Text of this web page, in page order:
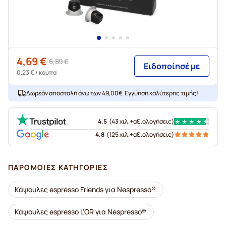
6,89 €
4,69 €
0,23 €/ κούπα
Ειδοποίησέ με
Δωρεάν αποστολή άνω των 49,00€. Εγγύηση καλύτερης τιμής!
4.5 (43 χιλ.+αξιολογήσεις)
4.8 (125 χιλ.+αξιολογήσεις)
ΠΑΡΌΜΟΙΕΣ ΚΑΤΗΓΟΡΊΕΣ
Κάψουλες espresso Friends για Nespresso®
Κάψουλες espresso L'OR για Nespresso®